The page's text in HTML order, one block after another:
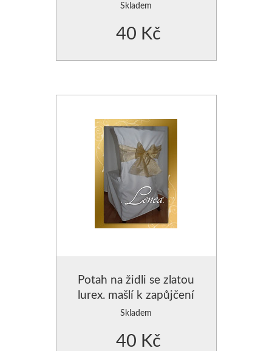
Skladem
40 Kč
Potah na židli se zlatou
lurex. mašlí k zapůjčení
Skladem
40 Kč